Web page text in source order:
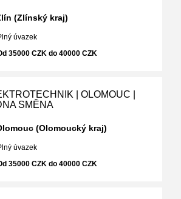
(Zlínský kraj)
úvazek
35000 CZK do 40000 CZK
| OLOMOUC |
SMĚNA
(Olomoucký kraj)
úvazek
35000 CZK do 40000 CZK